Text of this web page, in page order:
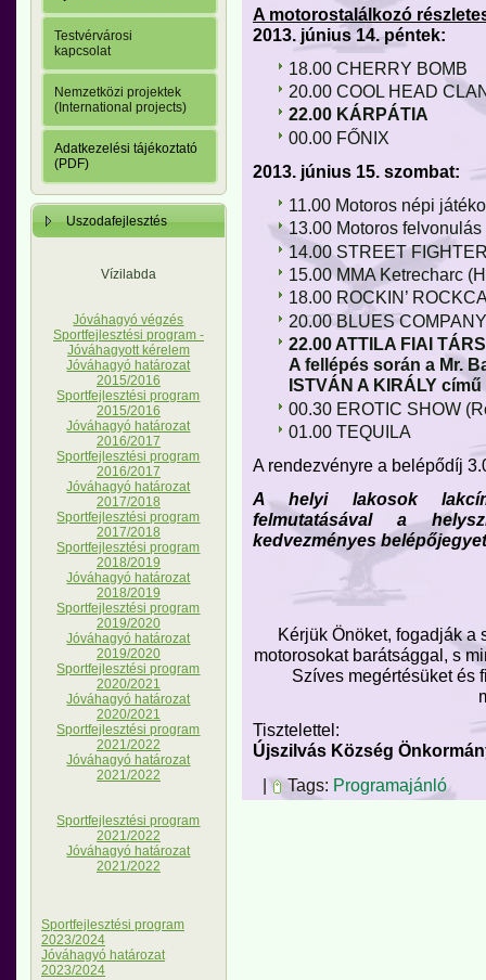
Testvérvárosi
kapcsolat
Nemzetközi projektek
(International projects)
Adatkezelési tájékoztató
(PDF)
Uszodafejlesztés
Vízilabda
Jóváhagyó végzés
Sportfejlesztési program -
Jóváhagyott kérelem
Jóváhagyó határozat
2015/2016
Sportfejlesztési program
2015/2016
Jóváhagyó határozat
2016/2017
Sportfejlesztési program
2016/2017
Jóváhagyó határozat
2017/2018
Sportfejlesztési program
2017/2018
Sportfejlesztési program
2018/2019
Jóváhagyó határozat
2018/2019
Sportfejlesztési program
2019/2020
Jóváhagyó határozat
2019/2020
Sportfejlesztési program
2020/2021
Jóváhagyó határozat
2020/2021
Sportfejlesztési program
2021/2022
Jóváhagyó határozat
2021/2022
Sportfejlesztési program
2021/2022
Jóváhagyó határozat
2021/2022
Sportfejlesztési program
2023/2024
Jóváhagyó határozat
2023/2024
A motorostalálkozó
2013. június 14. péntek:
18.00 CHERRY BOMB
20.00 COOL HEAD
22.00 KÁRPÁTIA
00.00 FŐNIX
2013. június 15. szombat:
11.00 Motoros népi
13.00 Motoros felvonulás
14.00 STREET
15.00 MMA Ketrecharc
18.00 ROCKIN’
20.00 BLUES COMPANY
22.00 ATTILA FIAI
A fellépés során a Mr.
ISTVÁN A KIRÁLY
00.30 EROTIC SHOW
01.00 TEQUILA
A rendezvényre a belépődíj
A helyi lakosok
felmutatásával a
kedvezményes
Kérjük Önöket, fogadják a
motorosokat barátsággal, s
Szíves megértésüket és
Tisztelettel:
Újszilvás Község
|
Tags: Programajánló